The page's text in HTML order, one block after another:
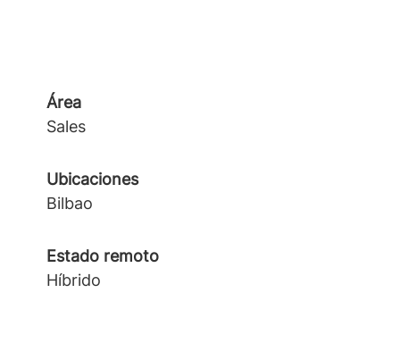
Área
Sales
Ubicaciones
Bilbao
Estado remoto
Híbrido